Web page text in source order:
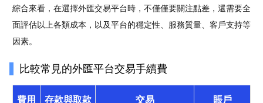
綜合來看，在選擇外匯交易平台時，不僅僅要關注點差，還需要全
面評估以上各類成本，以及平台的穩定性、服務質量、客戶支持等
因素。
比較常見的外匯平台交易手續費
費用 存款與取款 交易 賬戶